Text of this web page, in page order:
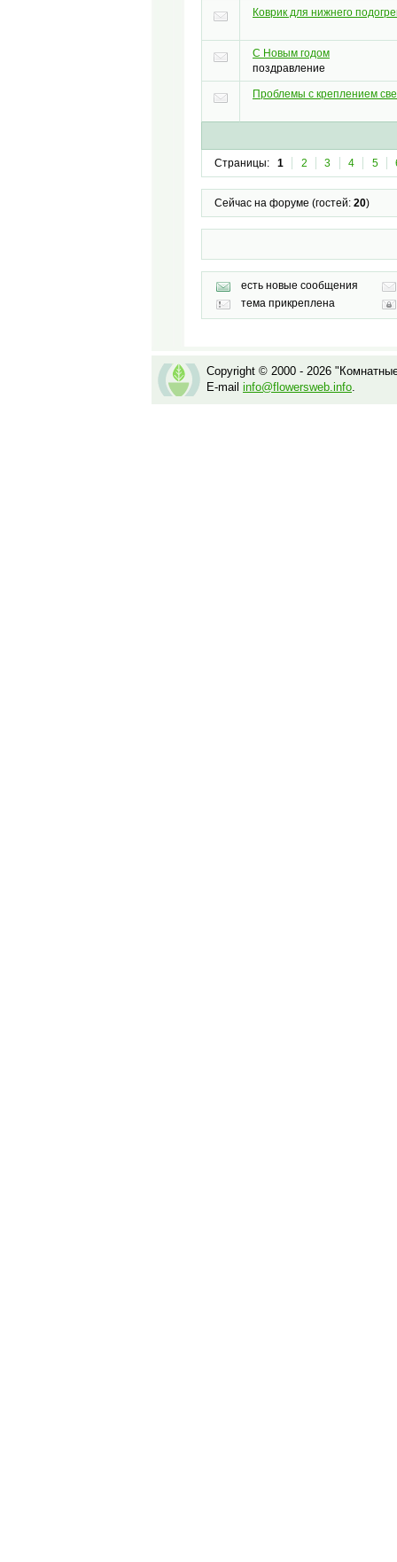
Коврик для нижнего
С Новым годом
поздравление
Проблемы с креплением
Страницы: 1 2 3 4 5
Сейчас на форуме (гостей: 20)
есть новые сообщения
тема прикреплена
Copyright © 2000 - 2026
E-mail info@flowersweb.info.